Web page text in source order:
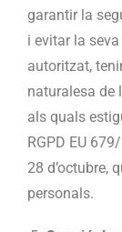
garantir la
i evitar la
autoritzat,
naturalesa de
als quals
RGPD EU
28 d’octubre,
personals.